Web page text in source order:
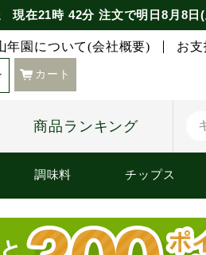
現在21時 42分 注文で明日8月8日
年園について(会社概要) お
カート
商品ランキング
調味料 チップス